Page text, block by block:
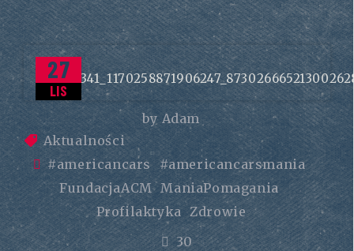
27
LIS
by Adam
Aktualności
#americancars #americancarsmania
FundacjaACM ManiaPomagania
Profilaktyka Zdrowie
30